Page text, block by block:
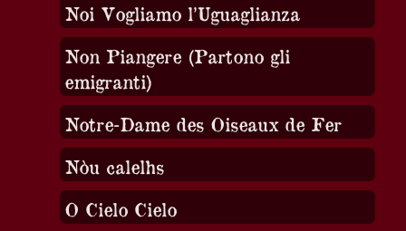
Noi Vogliamo l’Uguaglianza
Non Piangere (Partono gli
emigranti)
Notre-Dame des Oiseaux de Fer
Nòu calelhs
O Cielo Cielo